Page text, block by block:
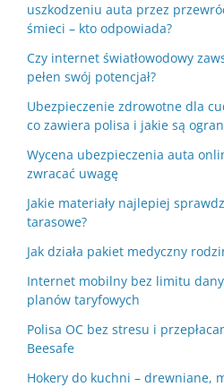
uszkodzeniu auta przez
śmieci – kto odpowiada?
Czy internet światłowodowy
pełen swój potencjał?
Ubezpieczenie zdrowotne dla
co zawiera polisa i jakie są
Wycena ubezpieczenia auta
zwracać uwagę
Jakie materiały najlepiej
tarasowe?
Jak działa pakiet medyczny
Internet mobilny bez limitu
planów taryfowych
Polisa OC bez stresu i
Beesafe
Hokery do kuchni – drewniane,